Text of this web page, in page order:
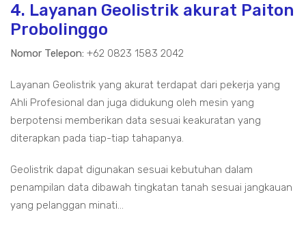
4. Layanan Geolistrik akurat Paiton
Probolinggo
Nomor Telepon: +62 0823 1583 2042
Layanan Geolistrik yang akurat terdapat dari pekerja yang
Ahli Profesional dan juga didukung oleh mesin yang
berpotensi memberikan data sesuai keakuratan yang
diterapkan pada tiap-tiap tahapanya.
Geolistrik dapat digunakan sesuai kebutuhan dalam
penampilan data dibawah tingkatan tanah sesuai jangkauan
yang pelanggan minati...